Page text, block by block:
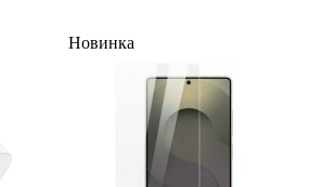
Новинка